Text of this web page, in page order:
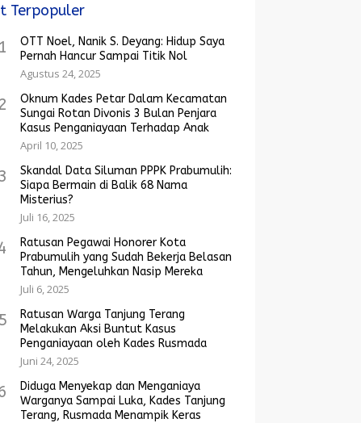
Terpopuler
OTT Noel, Nanik S. Deyang: Hidup Saya
Pernah Hancur Sampai Titik Nol
Agustus 24, 2025
Oknum Kades Petar Dalam Kecamatan
Sungai Rotan Divonis 3 Bulan Penjara
Kasus Penganiayaan Terhadap Anak
April 10, 2025
Skandal Data Siluman PPPK Prabumulih:
Siapa Bermain di Balik 68 Nama
Misterius?
Juli 16, 2025
Ratusan Pegawai Honorer Kota
Prabumulih yang Sudah Bekerja Belasan
Tahun, Mengeluhkan Nasip Mereka
Juli 6, 2025
Ratusan Warga Tanjung Terang
Melakukan Aksi Buntut Kasus
Penganiayaan oleh Kades Rusmada
Juni 24, 2025
Diduga Menyekap dan Menganiaya
Warganya Sampai Luka, Kades Tanjung
Terang, Rusmada Menampik Keras